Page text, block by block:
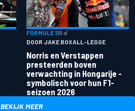
FORMULE 110 d
DOOR JAKE BOXALL-LEGGE
Norris en Verstappen
presteerden boven
verwachting in Hongarije -
symbolisch voor hun F1-
seizoen 2026
BEKIJK MEER